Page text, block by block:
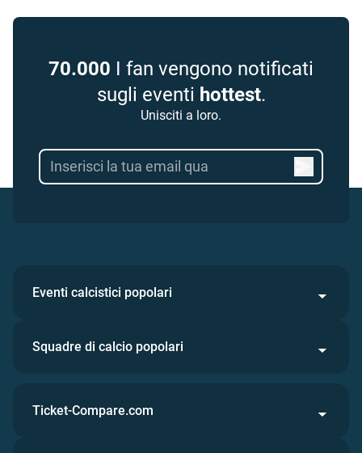
70.000 I fan vengono notificati
sugli eventi hottest.
Unisciti a loro.
Eventi calcistici popolari
Squadre di calcio popolari
Ticket-Compare.com